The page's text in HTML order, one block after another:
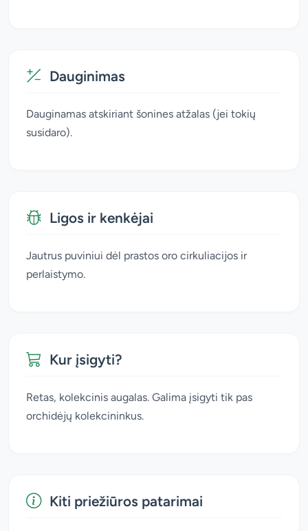
Dauginimas
Dauginamas atskiriant šonines atžalas (jei tokių
susidaro).
Ligos ir kenkėjai
Jautrus puviniui dėl prastos oro cirkuliacijos ir
perlaistymo.
Kur įsigyti?
Retas, kolekcinis augalas. Galima įsigyti tik pas
orchidėjų kolekcininkus.
Kiti priežiūros patarimai